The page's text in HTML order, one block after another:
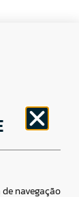
Jardim
navegação